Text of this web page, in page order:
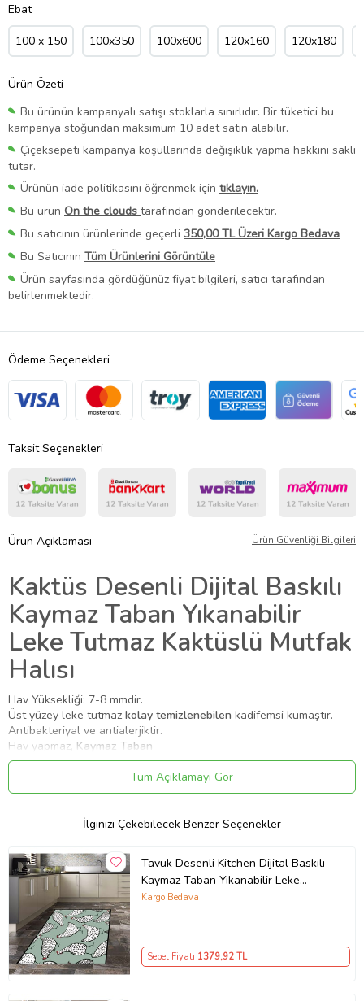
Ebat
100 x 150 100x350 100x600 120x160 120x180
Ürün Özeti
Bu ürünün kampanyalı satışı stoklarla sınırlıdır. Bir tüketici bu
kampanya stoğundan maksimum 10 adet satın alabilir.
Çiçeksepeti kampanya koşullarında değişiklik yapma hakkını saklı
tutar.
Ürünün iade politikasını öğrenmek için tıklayın.
Bu ürün On the clouds tarafından gönderilecektir.
Bu satıcının ürünlerinde geçerli 350,00 TL Üzeri Kargo Bedava
Bu Satıcının Tüm Ürünlerini Görüntüle
Ürün sayfasında gördüğünüz fiyat bilgileri, satıcı tarafından
belirlenmektedir.
Ödeme Seçenekleri
Taksit Seçenekleri
Ürün Açıklaması Ürün Güvenliği Bilgileri
Kaktüs Desenli Dijital Baskılı
Kaymaz Taban Yıkanabilir
Leke Tutmaz Kaktüslü Mutfak
Halısı
Hav Yüksekliği: 7-8 mmdir.
Üst yüzey leke tutmaz kolay temizlenebilen kadifemsi kumaştır.
Antibakteriyal ve antialerjiktir.
Hav yapmaz, Kaymaz Taban
Kullanılan boyalar üst düzey canlılık ve parlaklık sağlar, uzun yıllar
4 mevsim kullanılabilir, dökülme ve koku yapmazdekoratif halıdır.
Leke tutmayan halıkumaşından üretilmiştir.
30 derecede yıkayarak düşük devirde sıkmanız önerilir.
Çamaşır suyu ve ağartıcı kullanmayınız.
Seçenekler üzerinden seçtiğiniz ölçülerde üretilerek
gönderilmektedir.
Tüm Açıklamayı Gör
İlginizi Çekebilecek Benzer Seçenekler
Tavuk Desenli Kitchen Dijital Baskılı
Kaymaz Taban Yıkanabilir Leke
Tutmaz Mutfak Halısı (Yeşil)
Kargo Bedava
Sepet Fiyatı 1379,92 TL